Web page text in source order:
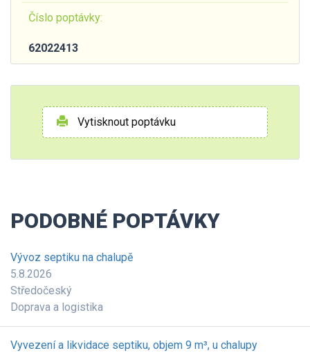
Číslo poptávky:
62022413
Vytisknout poptávku
PODOBNÉ POPTÁVKY
Vývoz septiku na chalupě
5.8.2026
Středočeský
Doprava a logistika
Vyvezení a likvidace septiku, objem 9 m³, u chalupy